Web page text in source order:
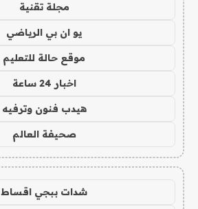
مجلة تقنية
يو ان بي الرياضي
موقع حالة للتعليم
اخبار 24 ساعة
هيدب فنون وترفيه
صحيفة العالم
شدات ببجي اقساط